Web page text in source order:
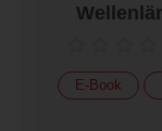
E-Book